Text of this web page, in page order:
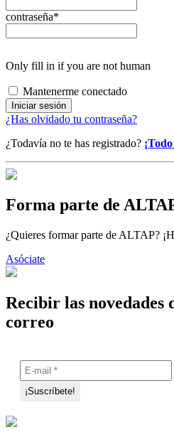
contraseña*
Only fill in if you are not human
Mantenerme conectado
¿Has olvidado tu contraseña?
¿Todavía no te has registrado?
Forma parte de
¿Quieres formar parte de ALTAP?
Asóciate
Recibir las novedades
correo